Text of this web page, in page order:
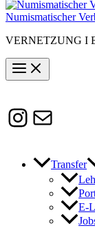
Numismatischer
VERNETZUNG I
Instagram
Transfer
E-